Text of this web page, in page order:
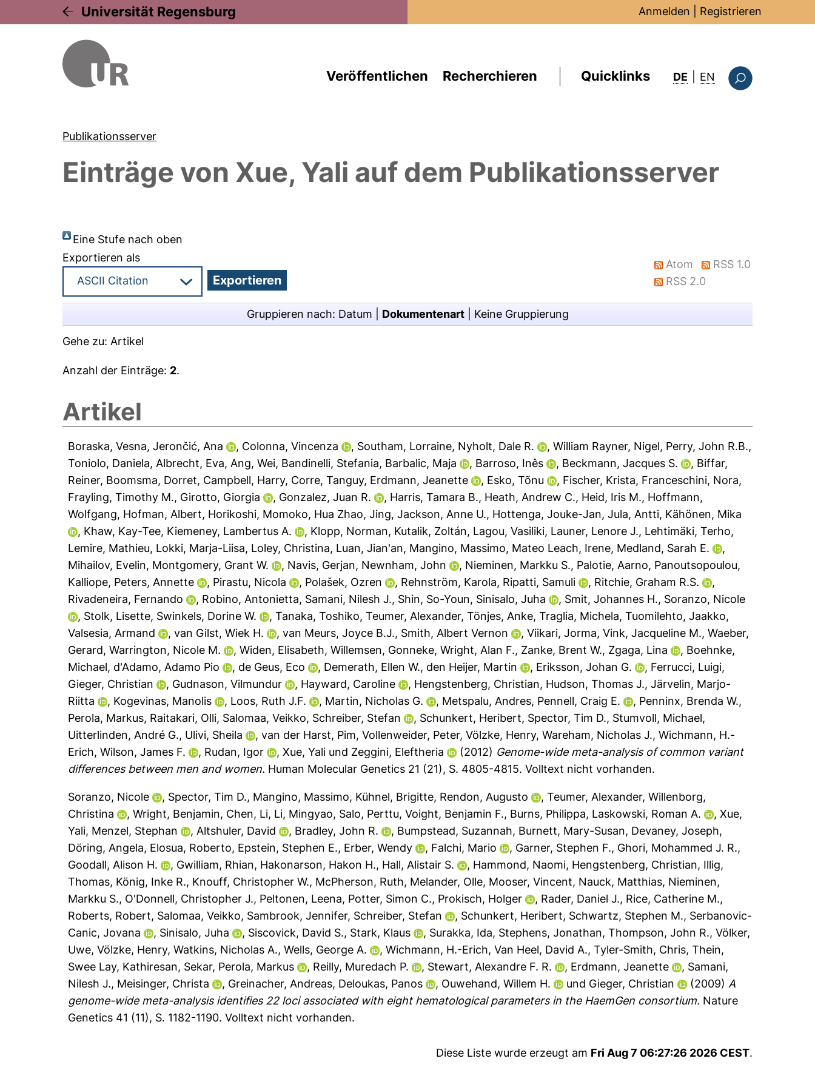
Universität Regensburg Anmelden Registrieren
Veröffentlichen Recherchieren Quicklinks DE EN : this page in
Publikationsserver
Einträge von Xue, Yali auf dem Publikationsserver
Eine Stufe nach oben
Exportieren als
Atom
RSS 1.0
RSS 2.0
Gruppieren nach: Datum Dokumentenart| Keine Gruppierung
Gehe zu: Artikel
Anzahl der Einträge: 2.
Artikel
Boraska, Vesna,Jerončić, Ana , Colonna, Vincenza , Southam, Lorraine, Nyholt, Dale R. ,William Rayner, Nigel, Perry, John R.B.,
Toniolo, Daniela, Albrecht, Eva, Ang, Wei, Bandinelli, Stefania, Barbalic, Maja , Barroso, Inês , Beckmann, Jacques S. , Biffar,
Reiner, Boomsma, Dorret, Campbell, Harry, Corre, Tanguy, Erdmann, Jeanette , Esko, Tõnu , Fischer, Krista, Franceschini, Nora,
Frayling, Timothy M., Girotto, Giorgia , Gonzalez, Juan R. , Harris, Tamara B., Heath, Andrew C., Heid, Iris M., Hoffmann,
Wolfgang, Hofman, Albert, Horikoshi, Momoko, Hua Zhao, Jing,Jackson, Anne U., Hottenga, Jouke-Jan,Jula, Antti, Kähönen, Mika
, Khaw, Kay-Tee, Kiemeney, Lambertus A. , Klopp, Norman, Kutalik, Zoltán, Lagou, Vasiliki, Launer, Lenore J., Lehtimäki, Terho,
Lemire, Mathieu, Lokki, Marja-Liisa, Loley, Christina, Luan, Jian'an, Mangino, Massimo, Mateo Leach, Irene, Medland, Sarah E.
,
Mihailov, Evelin, Montgomery, Grant W. , Navis, Gerjan, Newnham, John , Nieminen, Markku S., Palotie, Aarno, Panoutsopoulou,
Kalliope, Peters, Annette , Pirastu, Nicola , Polašek, Ozren , Rehnström, Karola, Ripatti, Samuli , Ritchie, Graham R.S.
,
Rivadeneira, Fernando
, Robino, Antonietta, Samani, Nilesh J., Shin, So-Youn, Sinisalo, Juha , Smit, Johannes H., Soranzo, Nicole
, Stolk, Lisette, Swinkels, Dorine W. ,Tanaka, Toshiko,Teumer, Alexander,Tönjes, Anke,Traglia, Michela,Tuomilehto, Jaakko,
Valsesia, Armand
,van Gilst, Wiek H. ,van Meurs, Joyce B.J., Smith, Albert Vernon ,Viikari, Jorma,Vink, Jacqueline M.,Waeber,
Gerard,Warrington, Nicole M. ,Widen, Elisabeth,Willemsen, Gonneke,Wright, Alan F., Zanke, Brent W., Zgaga, Lina , Boehnke,
Michael, d'Adamo, Adamo Pio , de Geus, Eco , Demerath, Ellen W., den Heijer, Martin , Eriksson, Johan G. , Ferrucci, Luigi,
Gieger, Christian
, Gudnason, Vilmundur , Hayward, Caroline , Hengstenberg, Christian, Hudson, Thomas J.,Järvelin, Marjo-
Riitta
, Kogevinas, Manolis , Loos, Ruth J.F. , Martin, Nicholas G. , Metspalu, Andres, Pennell, Craig E. , Penninx, Brenda W.,
Perola, Markus, Raitakari, Olli, Salomaa, Veikko, Schreiber, Stefan , Schunkert, Heribert, Spector, Tim D., Stumvoll, Michael,
Uitterlinden, André G., Ulivi, Sheila ,van der Harst, Pim,Vollenweider, Peter,Völzke, Henry,Wareham, Nicholas J.,Wichmann, H.-
Erich,Wilson, James F. , Rudan, Igor ,Xue, Yali und Zeggini, Eleftheria (2012) Genome-wide meta-analysis of common variant
differences between men and women. Human Molecular Genetics 21 (21), S. 4805-4815.Volltext nicht vorhanden.
Soranzo, Nicole , Spector, Tim D., Mangino, Massimo, Kühnel, Brigitte, Rendon, Augusto ,Teumer, Alexander,Willenborg,
Christina
,Wright, Benjamin, Chen, Li, Li, Mingyao, Salo, Perttu,Voight, Benjamin F., Burns, Philippa, Laskowski, Roman A. ,Xue,
Yali, Menzel, Stephan , Altshuler, David , Bradley, John R. , Bumpstead, Suzannah, Burnett, Mary-Susan, Devaney, Joseph,
Döring, Angela, Elosua, Roberto, Epstein, Stephen E., Erber, Wendy , Falchi, Mario , Garner, Stephen F., Ghori, Mohammed J. R.,
Goodall, Alison H.
, Gwilliam, Rhian, Hakonarson, Hakon H., Hall, Alistair S. , Hammond, Naomi, Hengstenberg, Christian, Illig,
Thomas, König, Inke R., Knouff, Christopher W., McPherson, Ruth, Melander, Olle, Mooser, Vincent, Nauck, Matthias, Nieminen,
Markku S., O'Donnell, Christopher J., Peltonen, Leena, Potter, Simon C., Prokisch, Holger , Rader, Daniel J., Rice, Catherine M.,
Roberts, Robert, Salomaa, Veikko, Sambrook, Jennifer, Schreiber, Stefan , Schunkert, Heribert, Schwartz, Stephen M., Serbanovic-
Canic, Jovana
, Sinisalo, Juha , Siscovick, David S., Stark, Klaus , Surakka, Ida, Stephens, Jonathan,Thompson, John R.,Völker,
Uwe,Völzke, Henry,Watkins, Nicholas A.,Wells, George A. ,Wichmann, H.-Erich,Van Heel, David A.,Tyler-Smith, Chris,Thein,
Swee Lay, Kathiresan, Sekar, Perola, Markus , Reilly, Muredach P. , Stewart, Alexandre F. R. , Erdmann, Jeanette , Samani,
Nilesh J., Meisinger, Christa , Greinacher, Andreas, Deloukas, Panos , Ouwehand, Willem H. und Gieger, Christian (2009) A
genome-wide meta-analysis identifies 22 loci associated with eight hematological parameters in the HaemGen consortium. Nature
Genetics 41 (11), S. 1182-1190.Volltext nicht vorhanden.
Diese Liste wurde erzeugt am Fri Aug 7 06:27:26 2026 CEST.